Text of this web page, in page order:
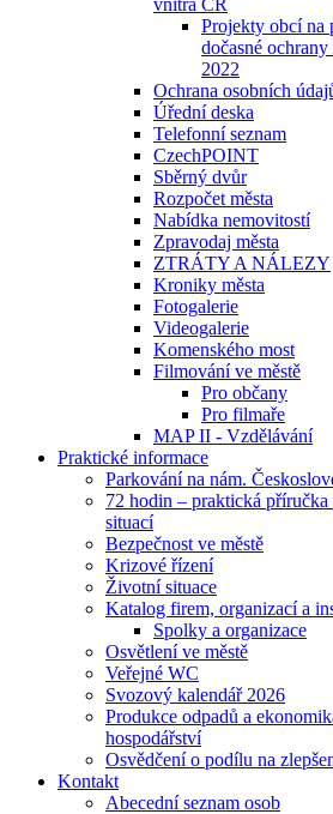
vnitra ČR
Projekty obcí na
dočasné
2022
Ochrana osobních
Úřední deska
Telefonní seznam
CzechPOINT
Sběrný dvůr
Rozpočet města
Nabídka nemovitostí
Zpravodaj města
ZTRÁTY A NÁLEZY
Kroniky města
Fotogalerie
Videogalerie
Komenského most
Filmování ve městě
Pro občany
Pro filmaře
MAP II - Vzdělávání
Praktické informace
Parkování na nám.
72 hodin – praktická
situací
Bezpečnost ve městě
Krizové řízení
Životní situace
Katalog firem, organizací a
Spolky a organizace
Osvětlení ve městě
Veřejné WC
Svozový kalendář 2026
Produkce odpadů a
hospodářství
Osvědčení o podílu na
Kontakt
Abecední seznam osob